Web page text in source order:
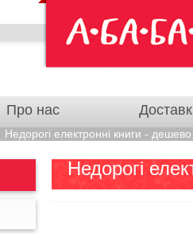
Про нас
Недорогі електронні книги -
Недорогі